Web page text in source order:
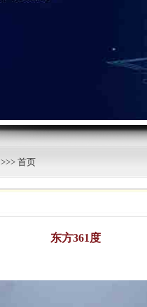
>>> 首页
东方361度